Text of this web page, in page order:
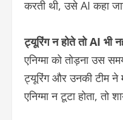
करती थी, उसे AI कहा
ट्यूरिंग न होते तो AI भी
एनिग्मा को तोड़ना उस
ट्यूरिंग और उनकी टीम
एनिग्मा न टूटा होता,